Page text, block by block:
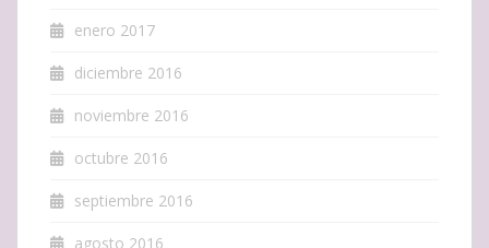
enero 2017
diciembre 2016
noviembre 2016
octubre 2016
septiembre 2016
agosto 2016